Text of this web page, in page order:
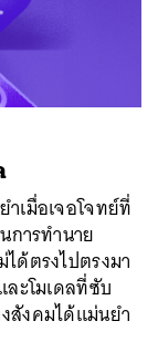
เมื่อเจอโจทย์ที่
การทำนาย
ด้ตรงไปตรงมา
ะโมเดลที่ซับ
สังคมได้แม่นยำ